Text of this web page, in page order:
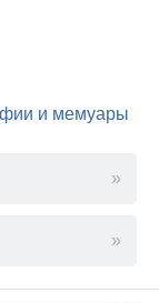
и мемуары